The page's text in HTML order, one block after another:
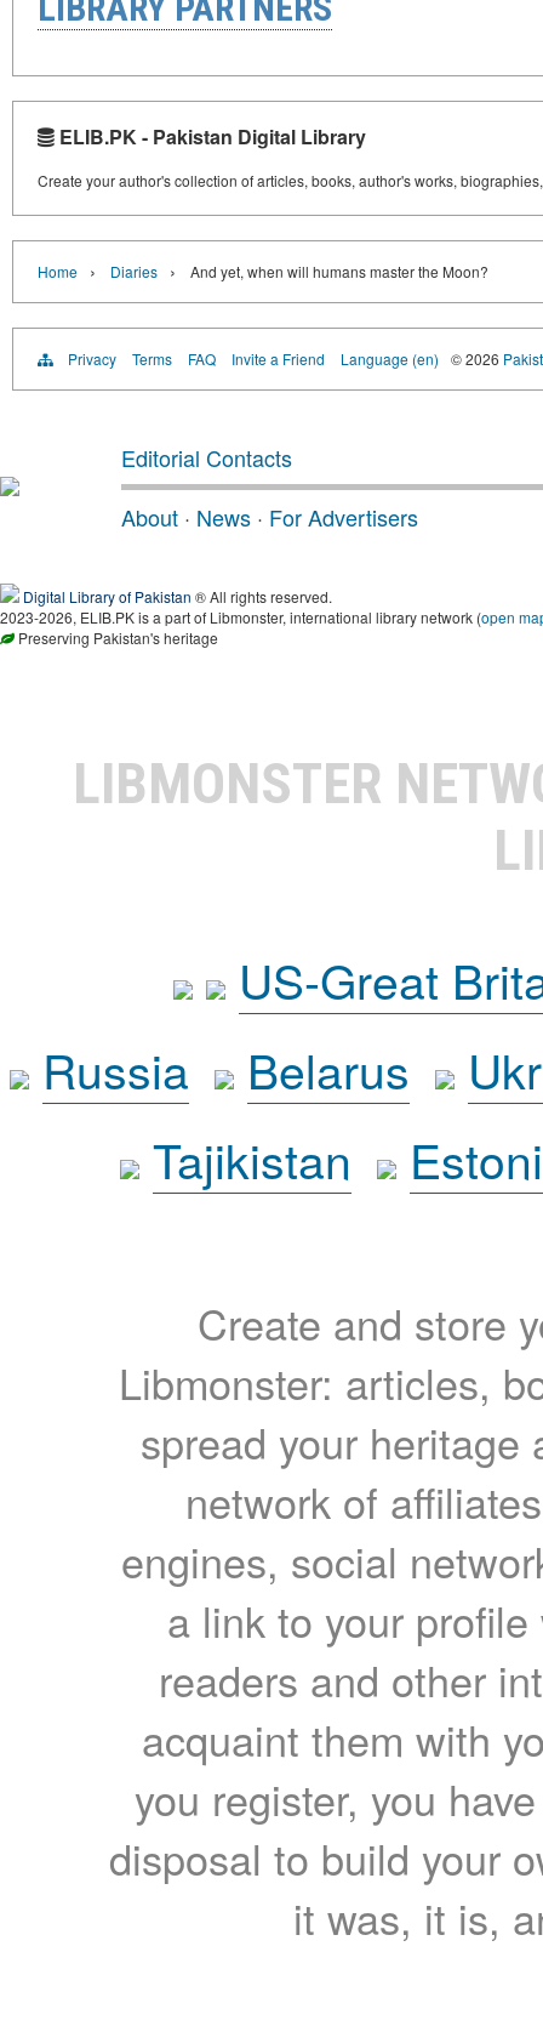
ELIB.PK - Pakistan Digital Library
Create your author's collection of articles, books, author's works,
Home › Diaries › And yet, when will humans master the Moon?
Privacy Terms FAQ Invite a Friend Language (en) © 2026
Editorial Contacts
About · News · For Advertisers
Digital Library of Pakistan ® All rights reserved.
2023-2026, ELIB.PK is a part of Libmonster, international library network (open
Preserving Pakistan's heritage
LIBMONSTER
US-Great
Russia
Belarus
Tajikistan
Create and store
Libmonster: articles,
spread your heritage
network of
engines, social
a link to your
readers and other
acquaint them with
you register, you
disposal to build your
it was, it is,